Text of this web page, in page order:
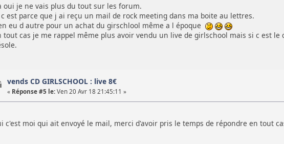
oui je ne vais plus du tout sur les forum.
est parce que j ai reçu un mail de rock meeting dans ma boite au lettres.
eu d autre pour un achat du girschlool même a l époque
tout cas je me rappel même plus avoir vendu un live de girlschool mais si c est
vends CD GIRLSCHOOL : live 8€
« Réponse #5 le: Ven 20 Avr 18 21:45:11 »
c'est moi qui ait envoyé le mail, merci d'avoir pris le temps de répondre en tout